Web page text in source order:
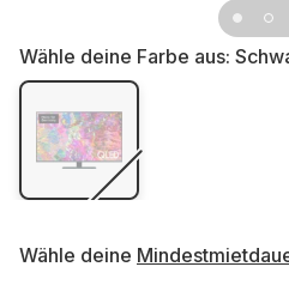
Wähle deine Farbe aus:
Wähle deine